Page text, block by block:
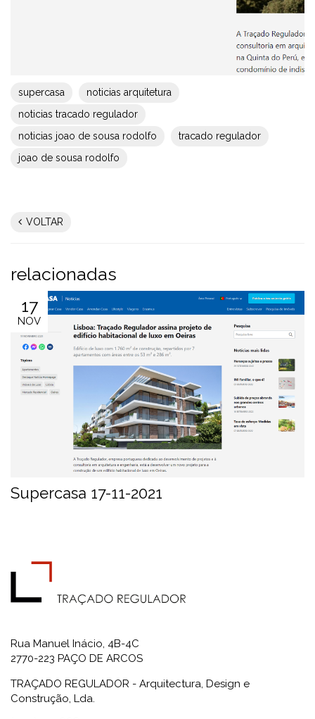
supercasa
noticias arquitetura
noticias tracado regulador
noticias joao de sousa rodolfo
tracado regulador
joao de sousa rodolfo
VOLTAR
relacionadas
17
NOV
Supercasa 17-11-2021
Rua Manuel Inácio, 4B-4C
2770-223 PAÇO DE ARCOS
TRAÇADO REGULADOR - Arquitectura, Design e
Construção, Lda.